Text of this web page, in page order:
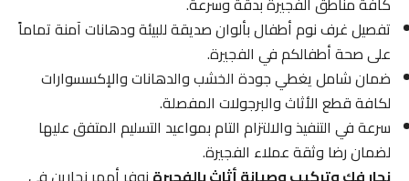
تفصيل غرف نوم أطفال بألوان صديقة للبيئة ودهانات آمنة تماماً
على صحة أطفالكم في الفجيرة.
ضمان شامل يغطي جودة الخشب والدهانات والإكسسوارات
لكافة قطع الأثاث والبرجولات المفصلة.
سرعة في التنفيذ والالتزام التام بمواعيد التسليم المتفق عليها
لضمان رضا وثقة عملاء الفجيرة.